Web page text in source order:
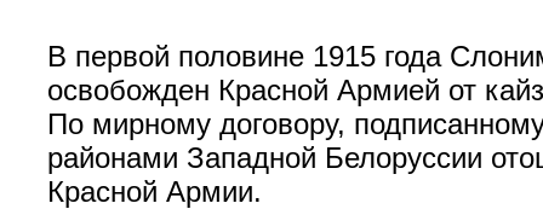
В первой половине 1915 года
освобожден Красной Армией от
По мирному договору,
районами Западной Белоруссии
Красной Армии.